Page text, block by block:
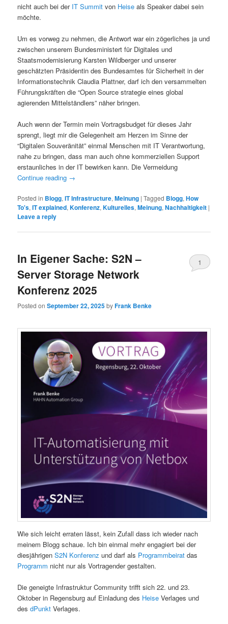
nicht auch bei der IT Summit von Heiseals Speaker dabei sein
möchte.
Um es vorweg zu nehmen, die Antwort war ein zögerliches ja und
zwischen unserem Bundesministert für Digitales und
Staatsmodernisierung Karsten Wildberger und unserer
geschätzten Präsidentin des Bundesamtes für Sicherheit in der
Informationstechnik Claudia Plattner, darf ich den versammelten
Führungskräften die “Open Source strategie eines global
agierenden Mittelständlers” näher bringen.
Auch wenn der Termin mein Vortragsbudget für dieses Jahr
sprengt, liegt mir die Gelegenheit am Herzen im Sinne der
“Digitalen Souveränität” einmal Menschen mit IT Verantwortung,
nahe zu bringen, dass man auch ohne kommerziellen Support
erstaunliches in der IT bewirken kann. Die Vermeidung
Continue reading →
Posted in Blogg,IT Infrastructure,Meinung |Tagged Blogg,How
To's,IT explained,Konferenz,Kulturelles,Meinung,Nachhaltigkeit |
Leave a reply
In Eigener Sache: S2N –
Server Storage Network
Konferenz 2025
Posted onSeptember 22, 2025byFrank Benke
1
Wie sich leicht erraten lässt, kein Zufall dass ich wieder nach
meinem Blogg schaue. Ich bin einmal mehr engagiert bei der
diesjährigenS2N Konferenz und darf als Programmbeirat das
Programm nicht nur als Vortragender gestalten.
Die geneigte Infrastruktur Community trifft sich 22. und 23.
Oktober in Regensburg auf Einladung des HeiseVerlages und
desdPunktVerlages.